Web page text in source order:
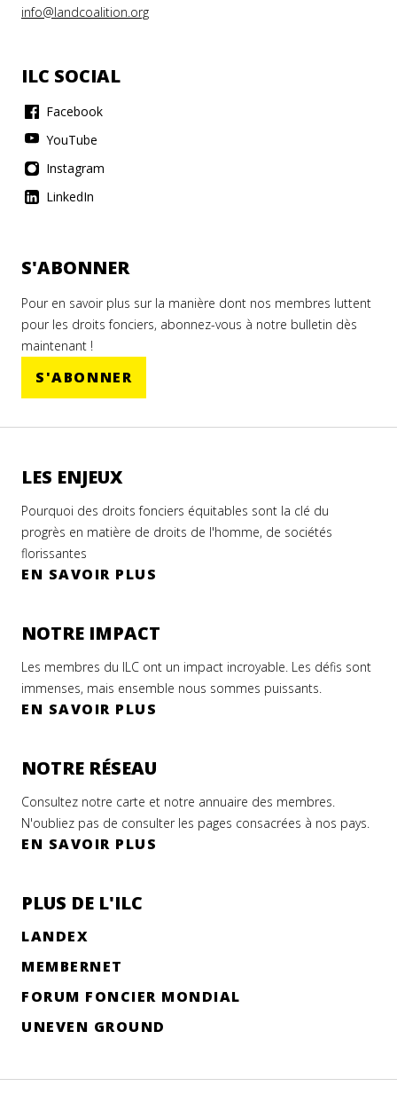
info@landcoalition.org
ILC SOCIAL
Facebook
YouTube
Instagram
LinkedIn
S'ABONNER
Pour en savoir plus sur la manière dont nos membres luttent
pour les droits fonciers, abonnez-vous à notre bulletin dès
maintenant !
S'ABONNER
LES ENJEUX
Pourquoi des droits fonciers équitables sont la clé du
progrès en matière de droits de l'homme, de sociétés
florissantes
EN SAVOIR PLUS
NOTRE IMPACT
Les membres du ILC ont un impact incroyable. Les défis sont
immenses, mais ensemble nous sommes puissants.
EN SAVOIR PLUS
NOTRE RÉSEAU
Consultez notre carte et notre annuaire des membres.
N'oubliez pas de consulter les pages consacrées à nos pays.
EN SAVOIR PLUS
PLUS DE L'ILC
LANDEX
MEMBERNET
FORUM FONCIER MONDIAL
UNEVEN GROUND